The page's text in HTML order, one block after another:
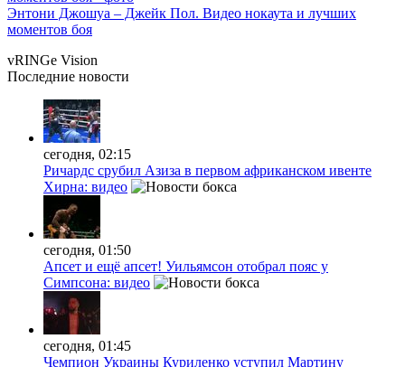
Энтони Джошуа – Джейк Пол. Видео нокаута и лучших
моментов боя
vRINGe Vision
Последние новости
сегодня, 02:15
Ричардс срубил Азиза в первом африканском ивенте
Хирна: видео
сегодня, 01:50
Апсет и ещё апсет! Уильямсон отобрал пояс у
Симпсона: видео
сегодня, 01:45
Чемпион Украины Куриленко уступил Мартину